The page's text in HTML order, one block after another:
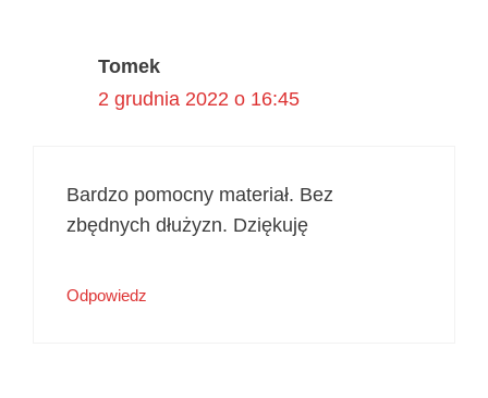
Tomek
2 grudnia 2022 o 16:45
Bardzo pomocny materiał. Bez
zbędnych dłużyzn. Dziękuję
Odpowiedz